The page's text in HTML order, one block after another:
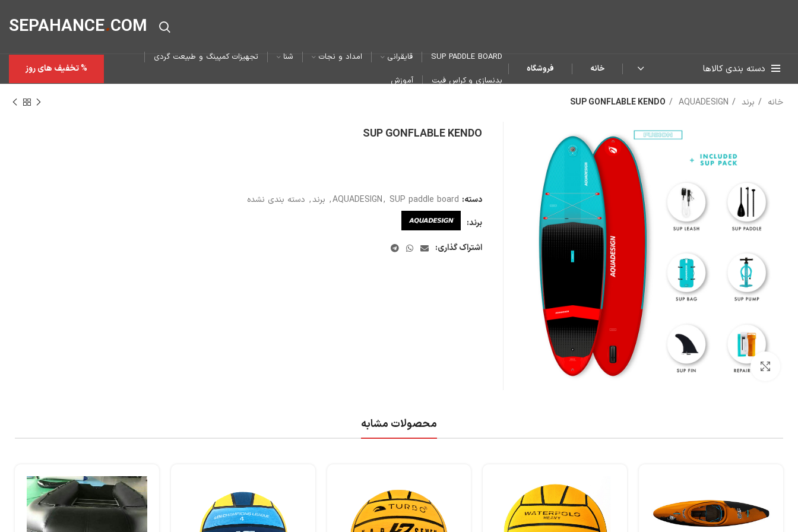
SEPAHANCE.COM
دسته بندی کالاها خانه فروشگاه
SUP PADDLE BOARD قایقرانی امداد و نجات شنا
تجهیزات کمپینگ و طبیعت گردی
بدنسازی و کراس فیت
آموزش
% تخفیف های روز
خانه برند AQUADESIGN
SUP GONFLABLE KENDO
بزرگنمایی تصویر
SUP GONFLABLE KENDO
دسته: AQUADESIGN, SUP paddle board
, برند, دسته بندی نشده
برند:
اشتراک گذاری:
محصولات مشابه